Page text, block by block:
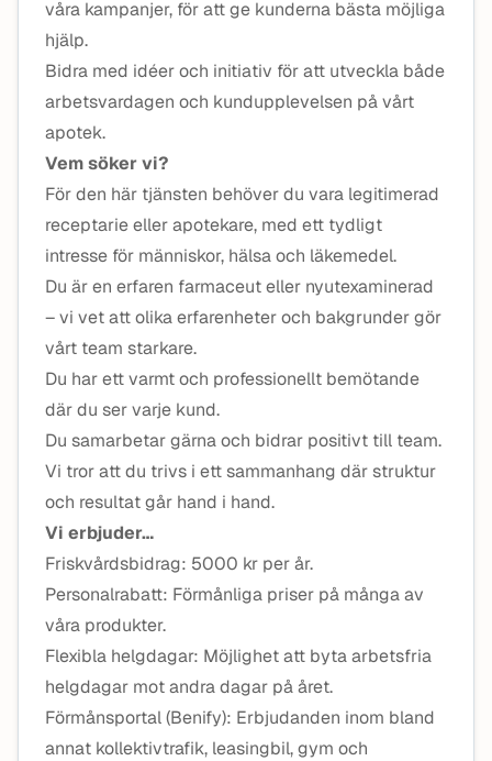
våra kampanjer, för att ge kunderna bästa möjliga
hjälp.
Bidra med idéer och initiativ för att utveckla både
arbetsvardagen och kundupplevelsen på vårt
apotek.
Vem söker vi?
För den här tjänsten behöver du vara legitimerad
receptarie eller apotekare, med ett tydligt
intresse för människor, hälsa och läkemedel.
Du är en erfaren farmaceut eller nyutexaminerad
– vi vet att olika erfarenheter och bakgrunder gör
vårt team starkare.
Du har ett varmt och professionellt bemötande
där du ser varje kund.
Du samarbetar gärna och bidrar positivt till team.
Vi tror att du trivs i ett sammanhang där struktur
och resultat går hand i hand.
Vi erbjuder…
Friskvårdsbidrag: 5000 kr per år.
Personalrabatt: Förmånliga priser på många av
våra produkter.
Flexibla helgdagar: Möjlighet att byta arbetsfria
helgdagar mot andra dagar på året.
Förmånsportal (Benify): Erbjudanden inom bland
annat kollektivtrafik, leasingbil, gym och